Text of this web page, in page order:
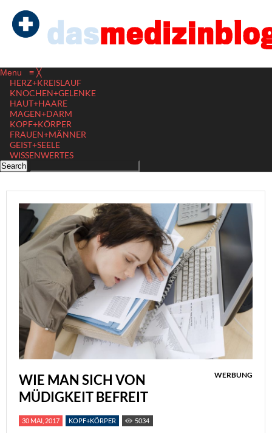
Menu ≡ ╳
HERZ+KREISLAUF
KNOCHEN+GELENKE
HAUT+HAARE
MAGEN+DARM
KOPF+KÖRPER
FRAUEN+MÄNNER
GEIST+SEELE
WISSENWERTES
WIE MAN SICH VON
MÜDIGKEIT BEFREIT
WERBUNG
30 MAI, 2017 KOPF+KÖRPER 5034